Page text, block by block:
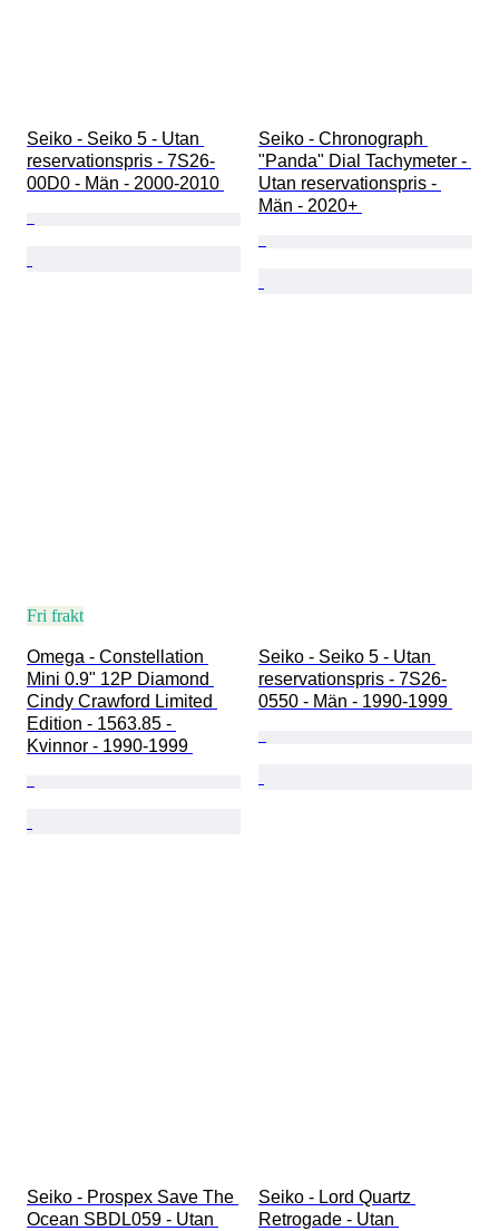
Seiko - Seiko 5 - Utan
reservationspris - 7S26-
00D0 - Män - 2000-2010
Seiko - Chronograph
"Panda" Dial Tachymeter -
Utan reservationspris -
Män - 2020+
Fri frakt
Omega - Constellation
Mini 0.9" 12P Diamond
Cindy Crawford Limited
Edition - 1563.85 -
Kvinnor - 1990-1999
Seiko - Seiko 5 - Utan
reservationspris - 7S26-
0550 - Män - 1990-1999
Seiko - Prospex Save The
Ocean SBDL059 - Utan
Seiko - Lord Quartz
Retrogade - Utan